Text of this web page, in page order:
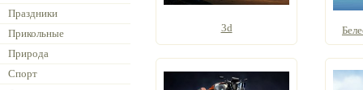
Праздники
Прикольные
Природа
Спорт
3d